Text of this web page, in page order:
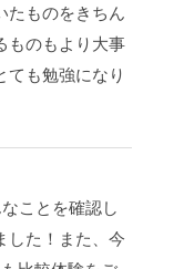
たものをきちん
ものもより大事
ても勉強になり
ことを確認し
した！また、今